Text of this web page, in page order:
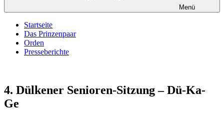
Menü
Startseite
Das Prinzenpaar
Orden
Presseberichte
4. Dülkener Senioren-Sitzung – Dü-Ka-
Ge